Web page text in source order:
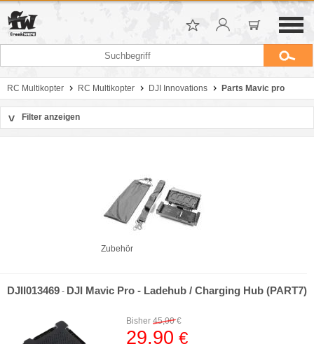
RC Multikopter RC Multikopter DJI Innovations Parts Mavic pro
> Filter anzeigen
Zubehör
DJII013469 - DJI Mavic Pro - Ladehub / Charging Hub (PART7)
Bisher 45,00€
29,90 €